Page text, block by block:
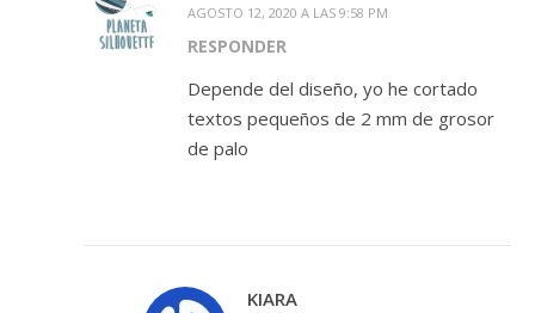
AGOSTO 12, 2020 A LAS 9:58 PM
RESPONDER
Depende del diseño, yo he cortado
textos pequeños de 2 mm de grosor
de palo
KIARA